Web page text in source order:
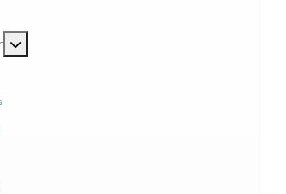
MOD_MENU_TOGGLE_SUBMENU_LABEL